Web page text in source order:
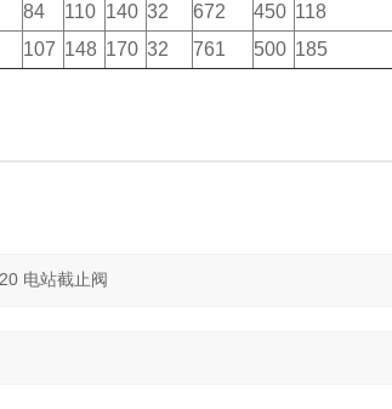
84 110 140 32 672 450 118
107 148 170 32 761 500 185